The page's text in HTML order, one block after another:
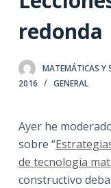
n
n
d
o
redonda
MATEMÁTICAS Y
2016
GENERAL
Ayer he
sobre “
de tecnología
constructivo